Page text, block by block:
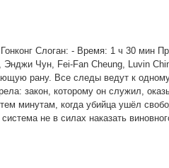
Слоган: - Время: 1 ч 30 мин
Чун, Fei-Fan Cheung, Luvin
рану. Все следы ведут к
закон, которому он служил,
минутам, когда убийца ушёл
не в силах наказать